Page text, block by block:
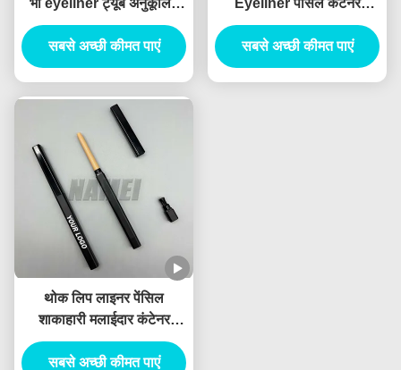
करें चिपर के साथ होंठ लाइनर
पेंसिल कंटेनर
सबसे अच्छी कीमत पाएं
ब्लिस्टर पेंसिल स्लिम खाली होंठ
लाइनर ट्यूब प्लैनेबल सामग्री
सबसे अच्छी कीमत पाएं
थोक लिप लाइनर पेंसिल
शाकाहारी मलाईदार कंटेनर
जलरोधक कस्टम लोगो निजी
लेबल
सबसे अच्छी कीमत पाएं